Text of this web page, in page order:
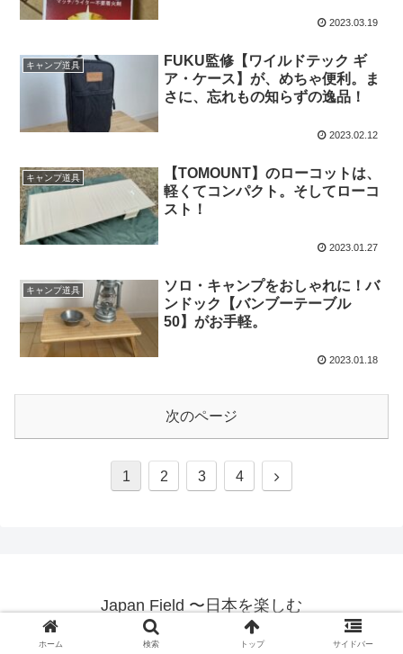
2023.03.19
キャンプ道具
FUKU監修【ワイルドテック ギ
ア・ケース】が、めちゃ便利。ま
さに、忘れもの知らずの逸品！
2023.02.12
キャンプ道具
【TOMOUNT】のローコットは、
軽くてコンパクト。そしてローコ
スト！
2023.01.27
キャンプ道具
ソロ・キャンプをおしゃれに！バ
ンドック【バンブーテーブル
50】がお手軽。
2023.01.18
次のページ
1 2 3 4
Japan Field 〜日本を楽しむ
© 2021 Japan Field 〜日本を楽しむ.
ホーム 検索 トップ サイドバー